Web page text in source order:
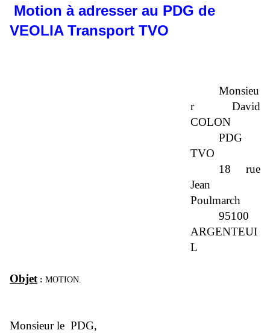
Motion à adresser au PDG de
VEOLIA Transport TVO
Monsieu
r David
COLON
PDG
TVO
18 rue
Jean
Poulmarch
95100
ARGENTEUI
L
Objet: MOTION.
Monsieur le PDG,